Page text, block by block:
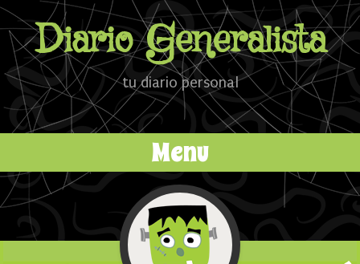
Diario Generalista
tu diario personal
Menu
Ir al contenido